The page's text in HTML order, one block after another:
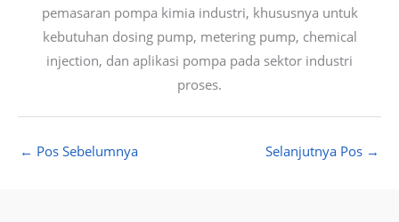
pemasaran pompa kimia industri, khususnya untuk
kebutuhan dosing pump, metering pump, chemical
injection, dan aplikasi pompa pada sektor industri
proses.
← Pos Sebelumnya Selanjutnya Pos →